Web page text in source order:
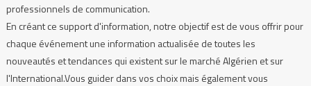
professionnels de communication.
En créant ce support d'information, notre objectif est de vous offrir pour
chaque événement une information actualisée de toutes les
nouveautés et tendances qui existent sur le marché Algérien et sur
l'International.Vous guider dans vos choix mais également vous